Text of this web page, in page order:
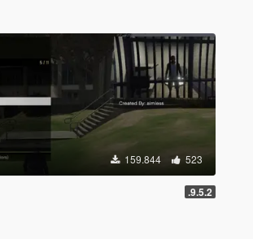
159.844 523
.9.5.2